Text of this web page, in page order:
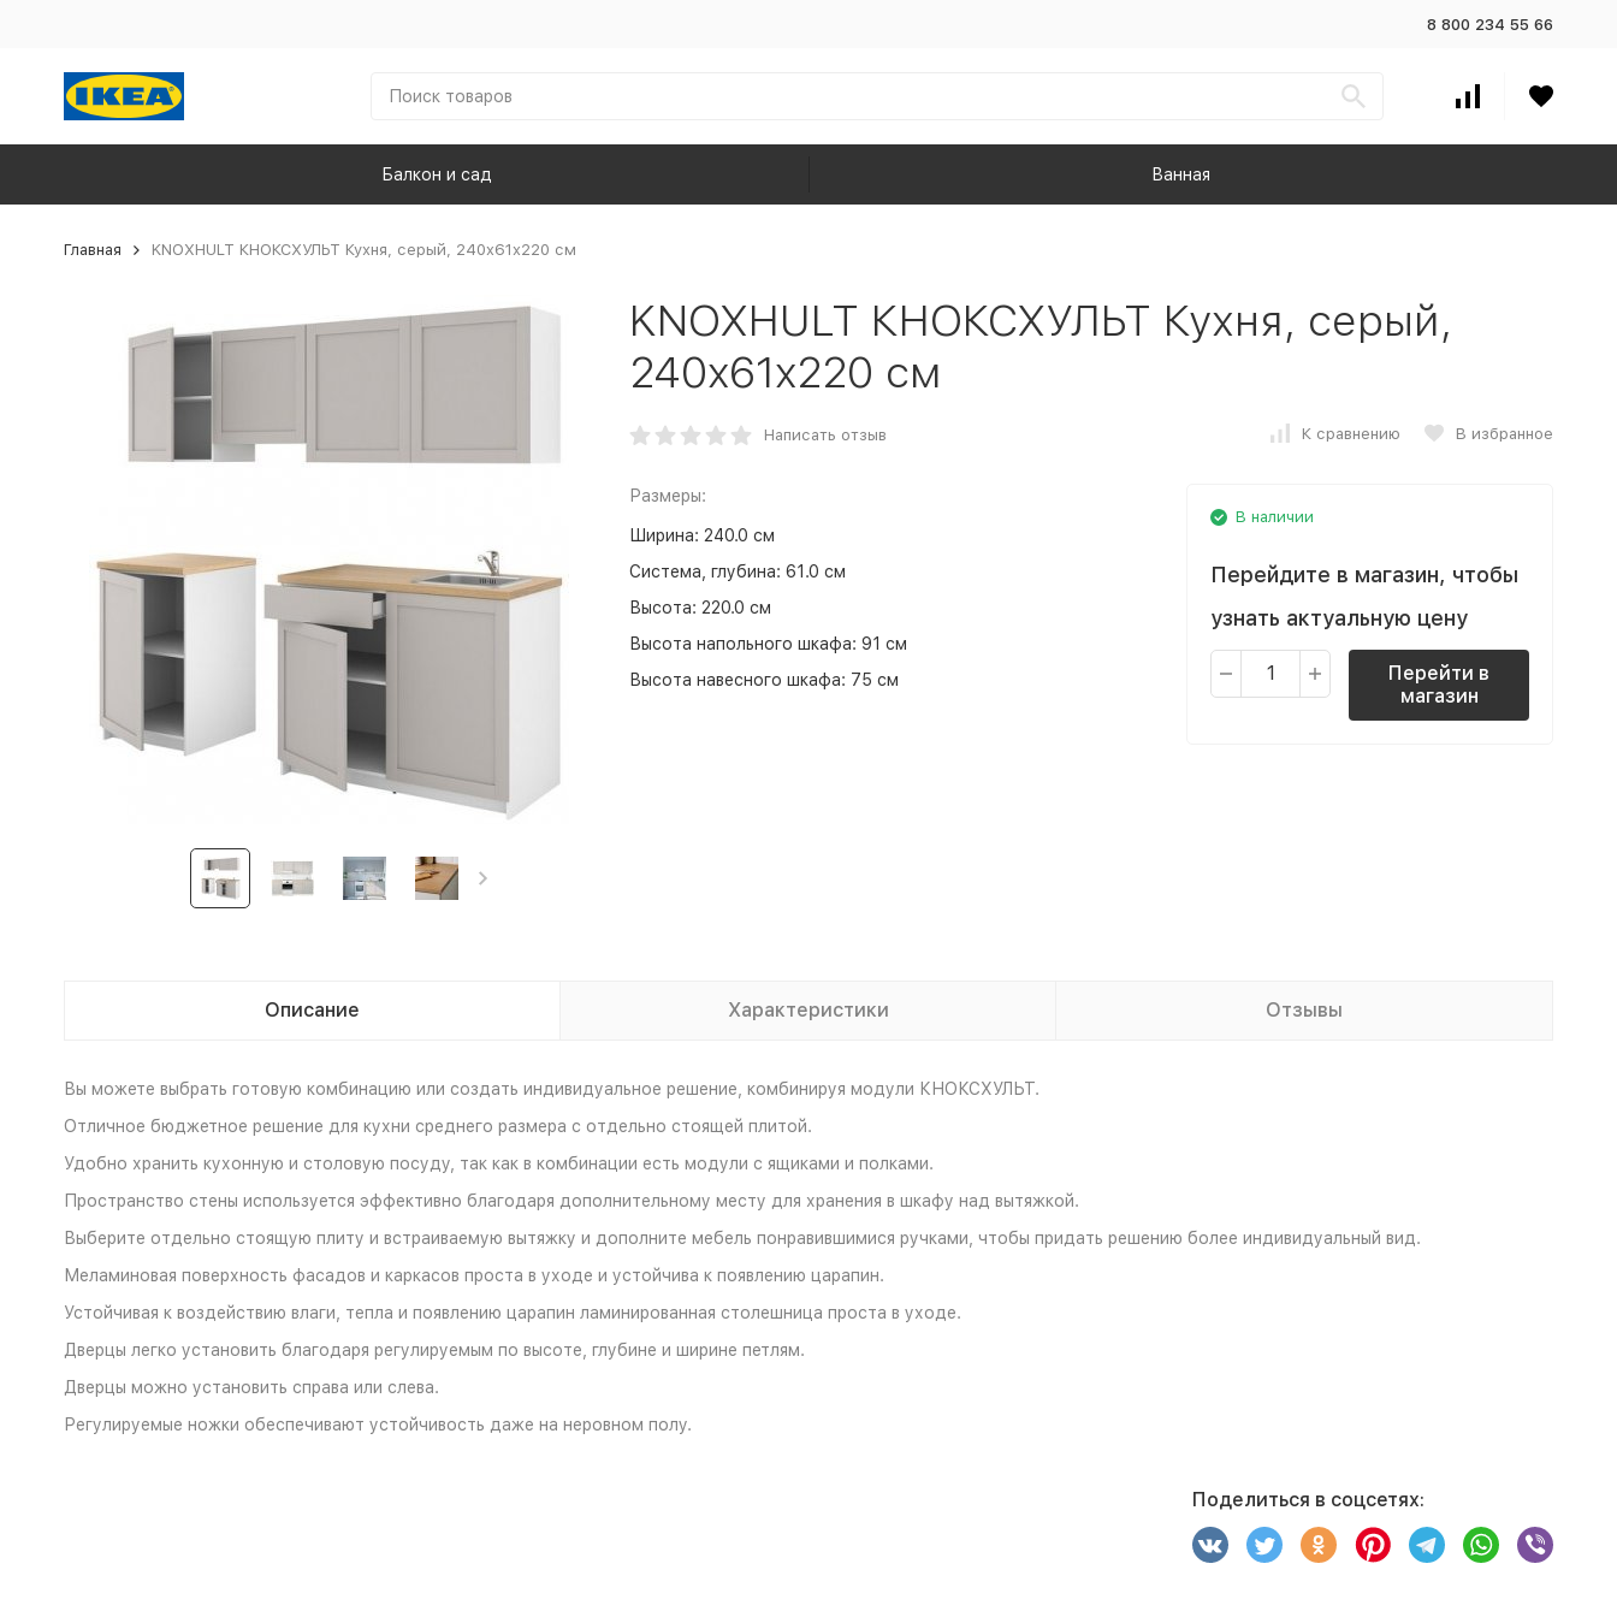
8 800 234 55 66
Балкон и сад Ванная
Главная KNOXHULT КНОКСХУЛЬТ Кухня, серый, 240x61x220 см
KNOXHULT КНОКСХУЛЬТ Кухня, серый,
240x61x220 см
Написать отзыв К сравнению В избранное
Размеры:
Ширина: 240.0 см
Система, глубина: 61.0 см
Высота: 220.0 см
Высота напольного шкафа: 91 см
Высота навесного шкафа: 75 см
В наличии
Перейдите в магазин, чтобы
узнать актуальную цену
Перейти в
магазин
Описание Характеристики Отзывы
Вы можете выбрать готовую комбинацию или создать индивидуальное решение, комбинируя модули КНОКСХУЛЬТ.
Отличное бюджетное решение для кухни среднего размера с отдельно стоящей плитой.
Удобно хранить кухонную и столовую посуду, так как в комбинации есть модули с ящиками и полками.
Пространство стены используется эффективно благодаря дополнительному месту для хранения в шкафу над вытяжкой.
Выберите отдельно стоящую плиту и встраиваемую вытяжку и дополните мебель понравившимися ручками, чтобы придать решению более индивидуальный вид.
Меламиновая поверхность фасадов и каркасов проста в уходе и устойчива к появлению царапин.
Устойчивая к воздействию влаги, тепла и появлению царапин ламинированная столешница проста в уходе.
Дверцы легко установить благодаря регулируемым по высоте, глубине и ширине петлям.
Дверцы можно установить справа или слева.
Регулируемые ножки обеспечивают устойчивость даже на неровном полу.
Поделиться в соцсетях: